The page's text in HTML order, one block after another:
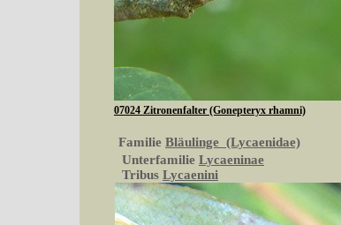
07024 Zitronenfalter (Gonepteryx rhamni)
Familie Bläulinge (Lycaenidae)
Unterfamilie Lycaeninae
Tribus Lycaenini